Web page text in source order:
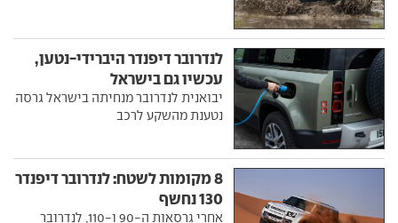
לנדרובר דיפנדר היברידי-נטען,
עכשיו גם בישראל
יבואנית לנדרובר מנחיתה בישראל גרסה
נטענת מהשקע לרכב
8 מקומות לשטח: לנדרובר דיפנדר
130 נחשף
אחרי גרסאות ה-90 ו-110, לנדרובר